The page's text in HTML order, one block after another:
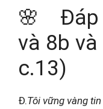
🌸 Đáp
và 8b
c.13)
Đ.Tôi vững vàng